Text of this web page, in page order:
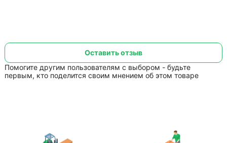
Помогите другим пользователям с выбором - будьте
первым, кто поделится своим мнением об этом товаре
Оставить отзыв